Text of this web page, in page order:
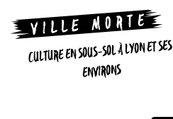
CULTURE EN SOUS-SOL À LYON ET SES
ENVIRONS